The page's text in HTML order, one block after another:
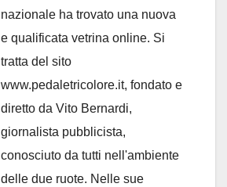
nazionale ha trovato una nuova
e qualificata vetrina online. Si
tratta del sito
www.pedaletricolore.it, fondato e
diretto da Vito Bernardi,
giornalista pubblicista,
conosciuto da tutti nell'ambiente
delle due ruote. Nelle sue